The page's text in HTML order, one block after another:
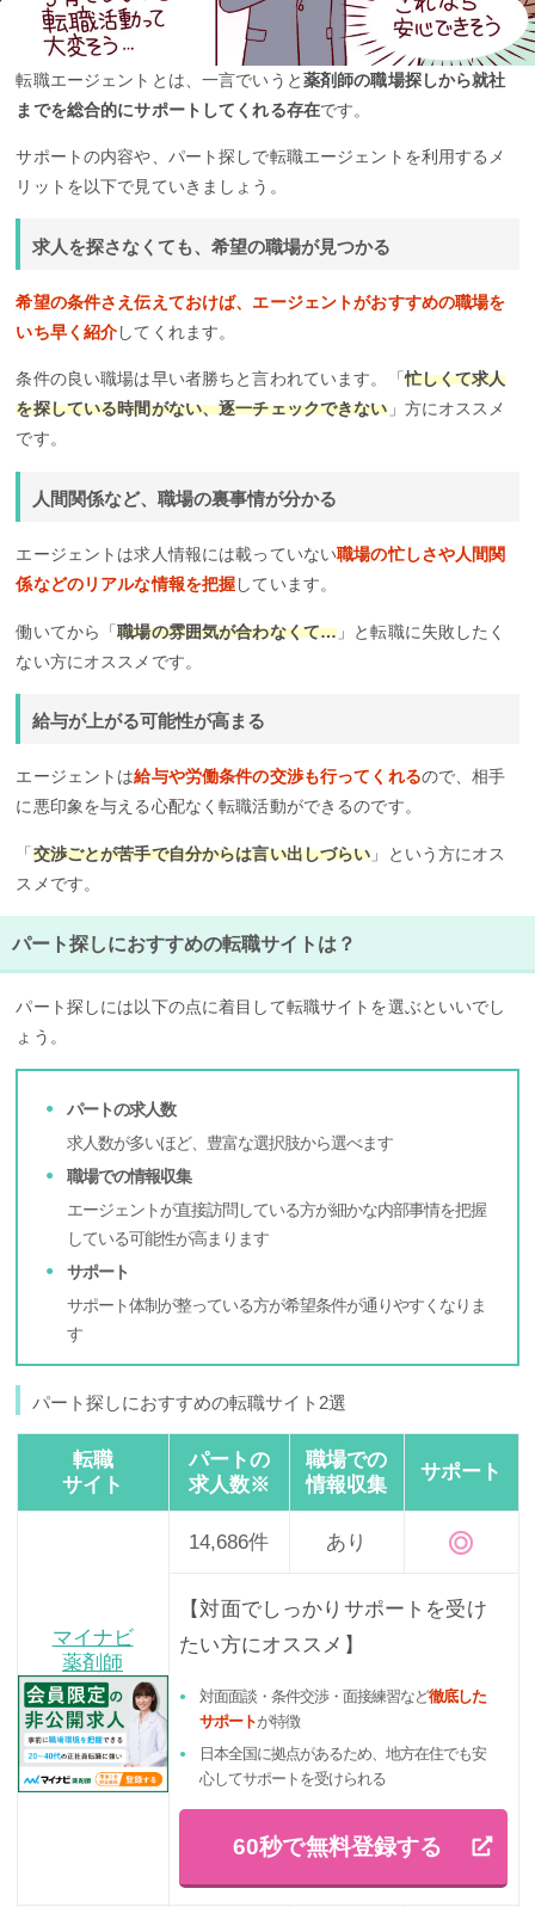
転職エージェントとは、一言でいうと薬剤師の職場探しから就社
までを総合的にサポートしてくれる存在です。
サポートの内容や、パート探しで転職エージェントを利用するメ
リットを以下で見ていきましょう。
求人を探さなくても、希望の職場が見つかる
希望の条件さえ伝えておけば、エージェントがおすすめの職場を
いち早く紹介してくれます。
条件の良い職場は早い者勝ちと言われています。「忙しくて求人
を探している時間がない、逐一チェックできない」方にオススメ
です。
人間関係など、職場の裏事情が分かる
エージェントは求人情報には載っていない職場の忙しさや人間関
係などのリアルな情報を把握しています。
働いてから「職場の雰囲気が合わなくて… 」と転職に失敗したく
ない方にオススメです。
給与が上がる可能性が高まる
エージェントは給与や労働条件の交渉も行ってくれるので、相手
に悪印象を与える心配なく転職活動ができるのです。
「 交渉ごとが苦手で自分からは言い出しづらい 」という方にオス
スメです。
パート探しにおすすめの転職サイトは？
パート探しには以下の点に着目して転職サイトを選ぶといいでし
ょう。
パートの求人数
求人数が多いほど、豊富な選択肢から選べます
職場での情報収集
エージェントが直接訪問している方が細かな内部事情を把握
している可能性が高まります
サポート
サポート体制が整っている方が希望条件が通りやすくなりま
す
パート探しにおすすめの転職サイト2選
転職
サイト
パートの
求人数※
職場での
情報収集
サポート
マイナビ
薬剤師
14,686件 あり
【対面でしっかりサポートを受け
たい方にオススメ】
対面面談・条件交渉・面接練習など徹底した
サポートが特徴
日本全国に拠点があるため、地方在住でも安
心してサポートを受けられる
60秒で無料登録する